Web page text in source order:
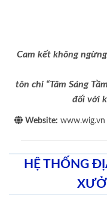
Cam kết không
tôn chỉ “Tâm Sáng
đối với
Website: www.wig.vn
HỆ THỐNG